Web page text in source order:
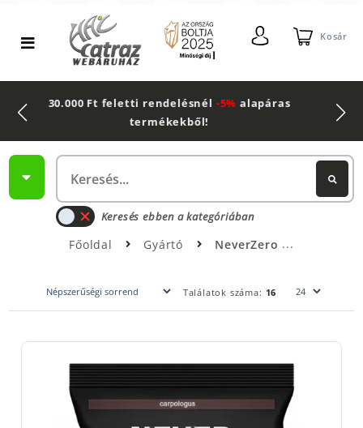
Kosár
50.000 Ft feletti rendelésnél-10%alapáras
termékekből!
Keresés ebben a kategóriában
Főoldal Gyártó NeverZero
Találatok száma: 16